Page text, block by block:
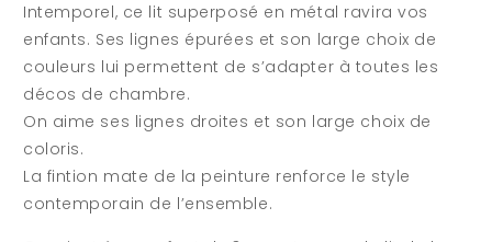
Intemporel, ce lit superposé en métal ravira vos
enfants. Ses lignes épurées et son large choix de
couleurs lui permettent de s’adapter à toutes les
décos de chambre.
On aime ses lignes droites et son large choix de
coloris.
La fintion mate de la peinture renforce le style
contemporain de l’ensemble.